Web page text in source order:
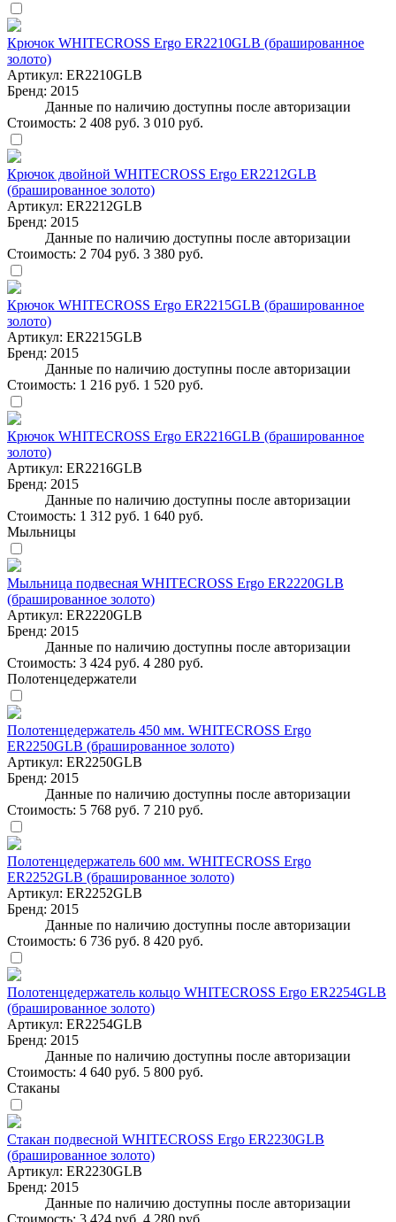
Крючок WHITECROSS Ergo ER2210GLB (брашированное
золото)
Артикул: ER2210GLB
Бренд: 2015
Данные по наличию доступны после авторизации
Стоимость: 2 408 руб. 3 010 руб.
Крючок двойной WHITECROSS Ergo ER2212GLB
(брашированное золото)
Артикул: ER2212GLB
Бренд: 2015
Данные по наличию доступны после авторизации
Стоимость: 2 704 руб. 3 380 руб.
Крючок WHITECROSS Ergo ER2215GLB (брашированное
золото)
Артикул: ER2215GLB
Бренд: 2015
Данные по наличию доступны после авторизации
Стоимость: 1 216 руб. 1 520 руб.
Крючок WHITECROSS Ergo ER2216GLB (брашированное
золото)
Артикул: ER2216GLB
Бренд: 2015
Данные по наличию доступны после авторизации
Стоимость: 1 312 руб. 1 640 руб.
Мыльницы
Мыльница подвесная WHITECROSS Ergo ER2220GLB
(брашированное золото)
Артикул: ER2220GLB
Бренд: 2015
Данные по наличию доступны после авторизации
Стоимость: 3 424 руб. 4 280 руб.
Полотенцедержатели
Полотенцедержатель 450 мм. WHITECROSS Ergo
ER2250GLB (брашированное золото)
Артикул: ER2250GLB
Бренд: 2015
Данные по наличию доступны после авторизации
Стоимость: 5 768 руб. 7 210 руб.
Полотенцедержатель 600 мм. WHITECROSS Ergo
ER2252GLB (брашированное золото)
Артикул: ER2252GLB
Бренд: 2015
Данные по наличию доступны после авторизации
Стоимость: 6 736 руб. 8 420 руб.
Полотенцедержатель кольцо WHITECROSS Ergo ER2254GLB
(брашированное золото)
Артикул: ER2254GLB
Бренд: 2015
Данные по наличию доступны после авторизации
Стоимость: 4 640 руб. 5 800 руб.
Стаканы
Стакан подвесной WHITECROSS Ergo ER2230GLB
(брашированное золото)
Артикул: ER2230GLB
Бренд: 2015
Данные по наличию доступны после авторизации
Стоимость: 3 424 руб. 4 280 руб.